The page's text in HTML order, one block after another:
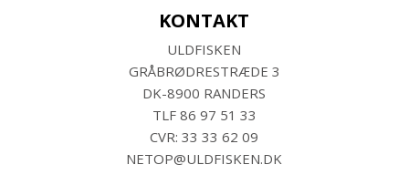
KONTAKT
ULDFISKEN
GRÅBRØDRESTRÆDE 3
DK-8900 RANDERS
TLF 86 97 51 33
CVR: 33 33 62 09
NETOP@ULDFISKEN.DK